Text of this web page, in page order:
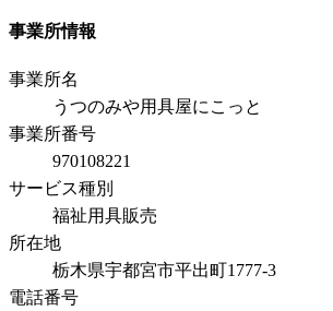
事業所情報
事業所名
うつのみや用具屋にこっと
事業所番号
970108221
サービス種別
福祉用具販売
所在地
栃木県宇都宮市平出町1777-3
電話番号